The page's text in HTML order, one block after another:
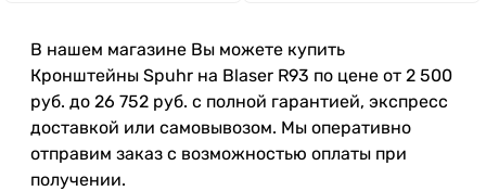
В нашем магазине Вы можете купить
Кронштейны Spuhr на Blaser R93 по цене от 2 500
руб. до 26 752 руб. с полной гарантией, экспресс
доставкой или самовывозом. Мы оперативно
отправим заказ с возможностью оплаты при
получении.